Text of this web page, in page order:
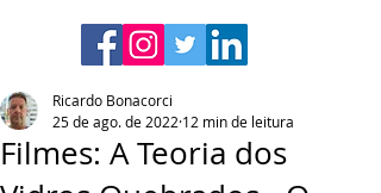
Filmes: A Teoria dos
Ricardo Bonacorci
25 de ago. de 2022 12 min de leitura